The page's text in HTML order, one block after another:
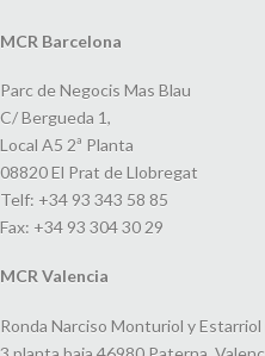
MCR Barcelona
Parc de Negocis Mas Blau
C/ Bergueda 1,
Local A5 2ª Planta
08820 El Prat de Llobregat
Telf: +34 93 343 58 85
Fax: +34 93 304 30 29
MCR Valencia
Ronda Narciso Monturiol y